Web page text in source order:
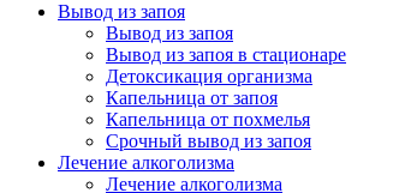
Вывод из запоя
Вывод из запоя
Вывод из запоя в стационаре
Детоксикация организма
Капельница от запоя
Капельница от похмелья
Срочный вывод из запоя
Лечение алкоголизма
Лечение алкоголизма